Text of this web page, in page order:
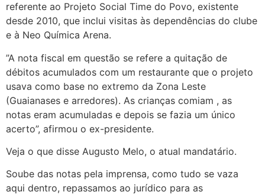
referente ao Projeto Social Time do Povo, existente
desde 2010, que inclui visitas às dependências do clube
e à Neo Química Arena.
”A nota fiscal em questão se refere a quitação de
débitos acumulados com um restaurante que o projeto
usava como base no extremo da Zona Leste
(Guaianases e arredores). As crianças comiam , as
notas eram acumuladas e depois se fazia um único
acerto”, afirmou o ex-presidente.
Veja o que disse Augusto Melo, o atual mandatário.
Soube das notas pela imprensa, como tudo se vaza
aqui dentro, repassamos ao jurídico para as